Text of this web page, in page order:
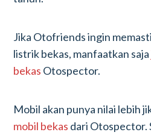
Jika Otofriends ingin
listrik bekas, manfaatkan saja
bekas Otospector.
Mobil akan punya nilai lebih
mobil bekas dari Otospector.